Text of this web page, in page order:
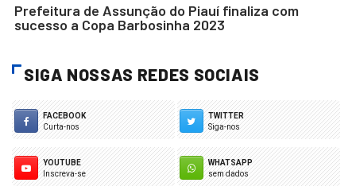
Prefeitura de Assunção do Piauí finaliza com
sucesso a Copa Barbosinha 2023
SIGA NOSSAS REDES SOCIAIS
FACEBOOK
Curta-nos
TWITTER
Siga-nos
YOUTUBE
Inscreva-se
WHATSAPP
sem dados